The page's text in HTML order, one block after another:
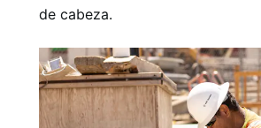
de cabeza.